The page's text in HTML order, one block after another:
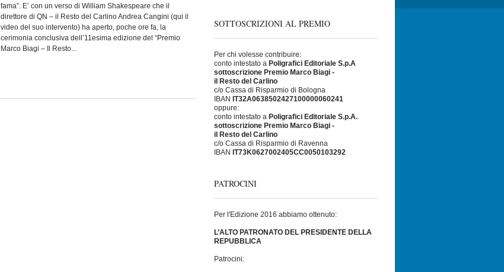
fama”. E’ con un verso di William Shakespeare che il
direttore di QN – il Resto del Carlino Andrea Cangini (qui il
video del suo intervento) ha aperto, poche ore fa, la
cerimonia conclusiva dell’11esima edizione del “Premio
Marco Biagi – Il Resto...
SOTTOSCRIZIONI AL PREMIO
Per chi volesse contribuire:
conto intestato a Poligrafici Editoriale S.p.A
sottoscrizione Premio Marco Biagi -
il Resto del Carlino
c/o Cassa di Risparmio di Bologna
IBAN IT32A0638502427100000060241
oppure:
conto intestato a Poligrafici Editoriale S.p.A.
sottoscrizione Premio Marco Biagi -
il Resto del Carlino
c/o Cassa di Risparmio di Ravenna
IBAN IT73K0627002405CC0050103292
PATROCINI
Per l'Edizione 2016 abbiamo ottenuto:
L’ALTO PATRONATO DEL PRESIDENTE DELLA
REPUBBLICA
Patrocini: